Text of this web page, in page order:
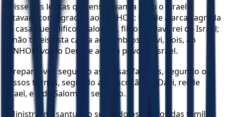
Disse aos levitas que ensinavam a todo o Israel e
estavam consagrados ao SENHOR: Ponde a arca sagrada
na casa que edificou Salomão, filho de Davi, rei de Israel;
já não tereis esta carga aos ombros; servi, pois, ao
SENHOR, vosso Deus, e ao seu povo de Israel.
Preparai-vos segundo as vossas famílias, segundo os
vossos turnos, segundo a prescrição de Davi, rei de
Israel, e a de Salomão, seu filho.
Ministrai no santuário segundo os grupos das famílias